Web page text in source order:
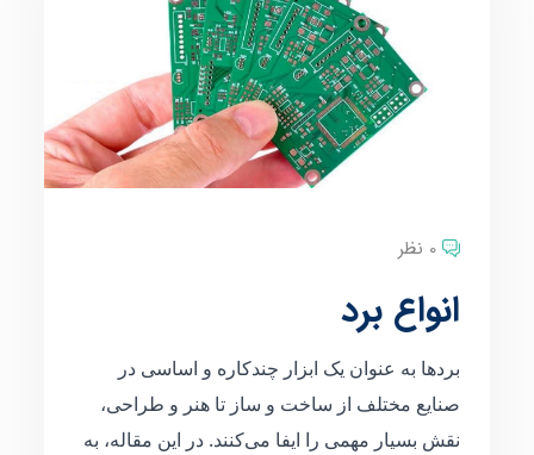
0 نظر
انواع برد
بردها به عنوان یک ابزار چندکاره و اساسی در
صنایع مختلف از ساخت و ساز تا هنر و طراحی،
نقش بسیار مهمی را ایفا می‌کنند. در این مقاله، به